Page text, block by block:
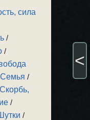
сила
/
/
Семья /
Скорбь,
/
/
<